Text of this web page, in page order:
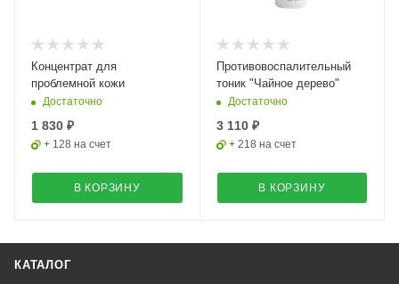
Концентрат для
проблемной кожи
Достаточно
1 830 ₽
+ 128 на счет
В КОРЗИНУ
Противовоспалительный
тоник "Чайное дерево"
Достаточно
3 110 ₽
+ 218 на счет
В КОРЗИНУ
КАТАЛОГ